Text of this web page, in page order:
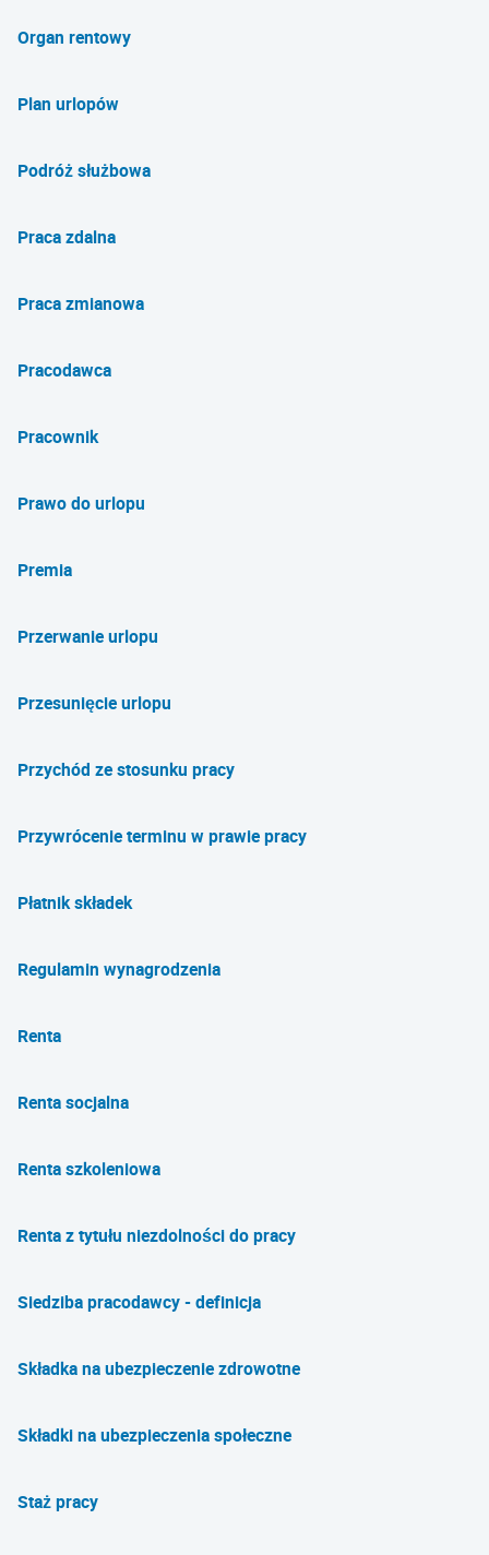
Organ rentowy
Plan urlopów
Podróż służbowa
Praca zdalna
Praca zmianowa
Pracodawca
Pracownik
Prawo do urlopu
Premia
Przerwanie urlopu
Przesunięcie urlopu
Przychód ze stosunku pracy
Przywrócenie terminu w prawie pracy
Płatnik składek
Regulamin wynagrodzenia
Renta
Renta socjalna
Renta szkoleniowa
Renta z tytułu niezdolności do pracy
Siedziba pracodawcy - definicja
Składka na ubezpieczenie zdrowotne
Składki na ubezpieczenia społeczne
Staż pracy